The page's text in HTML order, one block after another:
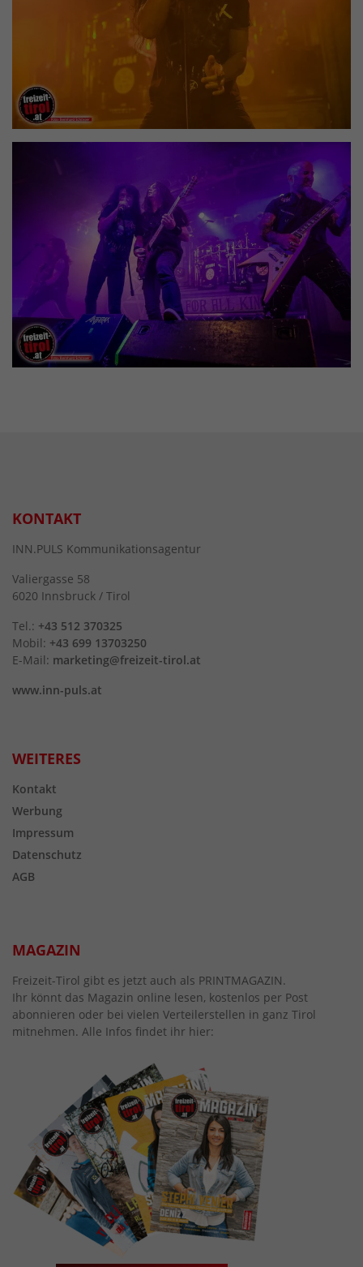
KONTAKT
INN.PULS Kommunikationsagentur
Valiergasse 58
6020 Innsbruck / Tirol
Tel.: +43 512 370325
Mobil: +43 699 13703250
E-Mail: marketing@freizeit-tirol.at
www.inn-puls.at
WEITERES
Kontakt
Werbung
Impressum
Datenschutz
AGB
MAGAZIN
Freizeit-Tirol gibt es jetzt auch als PRINTMAGAZIN.
Ihr könnt das Magazin online lesen, kostenlos per Post
abonnieren oder bei vielen Verteilerstellen in ganz Tirol
mitnehmen. Alle Infos findet ihr hier: